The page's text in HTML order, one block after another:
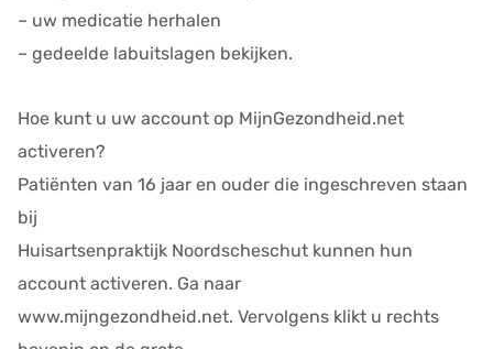
– uw medicatie herhalen
– gedeelde labuitslagen bekijken.
Hoe kunt u uw account op MijnGezondheid.net
activeren?
Patiënten van 16 jaar en ouder die ingeschreven staan
bij
Huisartsenpraktijk Noordscheschut kunnen hun
account activeren. Ga naar
www.mijngezondheid.net. Vervolgens klikt u rechts